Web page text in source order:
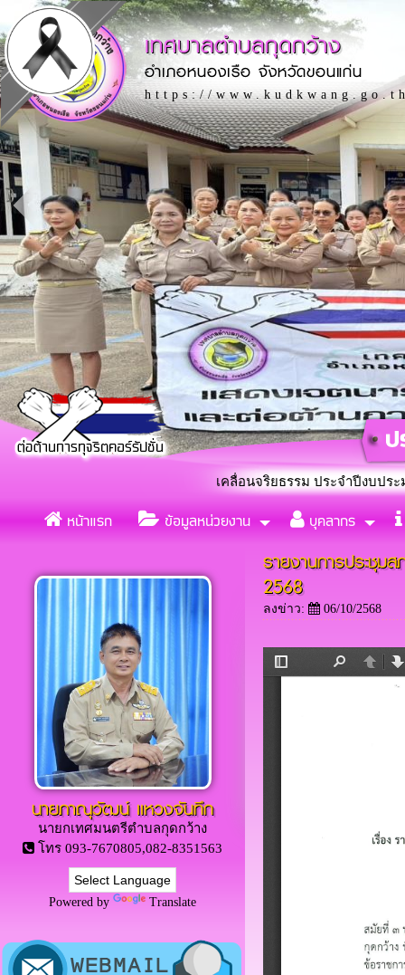
เทศบาลตำบลกุดกว้าง
อำเภอหนองเรือ จังหวัดขอนแก่น
https://
« แต่งตั้งคณะทำงานขับเคลื่อน
บลกุดกว้าง ร่วมใจขับเคลื่อนจริยธรรม ประจำปีงบประมาณ 2569 โ
หน้าแรก ข้อมูลหน่วยงาน บุคลากร
นายภาณุวัฒน์ เเหวงจันทึก
นายกเทศมนตรีตำบลกุดกว้าง
โทร 093-7670805,082-8351563
Powered by Translate
รายงานการประชุ
2568
ลงข่าว: 06/10/2568